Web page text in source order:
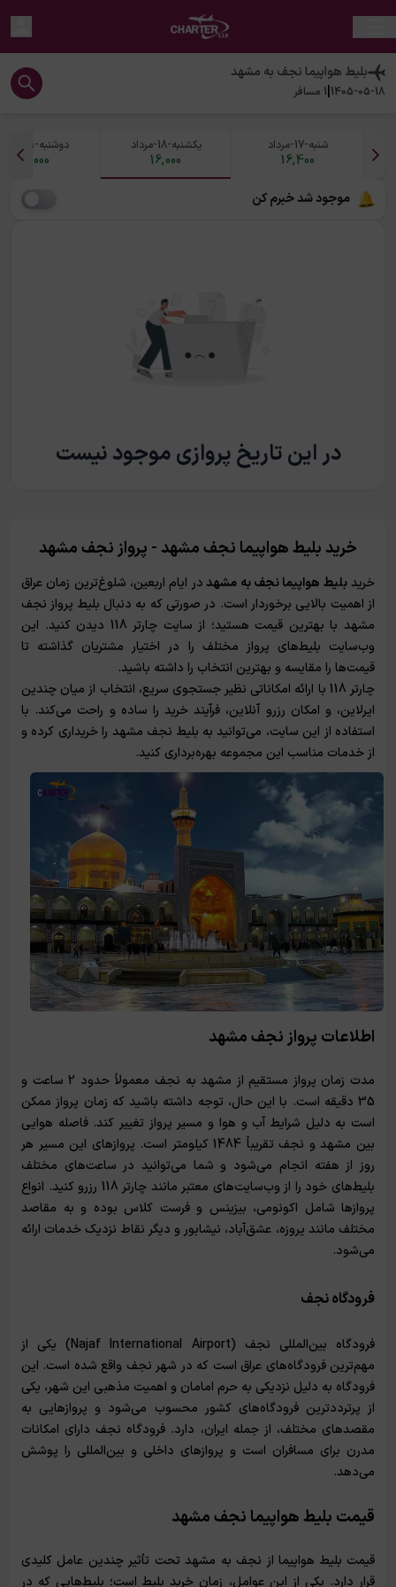
بلیط هواپیمانجف به مشهد
1405-05-18
|
1 مسافر
شنبه-17-مرداد
16,400
یکشنبه-18-مرداد
16,000
دوشنبه-19-مرداد
17,000
موجود شد خبرم کن
در این تاریخ پروازی موجود نیست
خرید بلیط هواپیما نجف مشهد - پرواز نجف مشهد
خریدبلیط هواپیما نجف به مشهددر ایام اربعین، شلوغ‌ترین زمان عراق
از اهمیت بالایی برخوردار است. در صورتی که به دنبال بلیط پرواز نجف
مشهد با بهترین قیمت هستید؛ از سایت چارتر 118 دیدن کنید. این
وب‌سایت بلیط‌های پرواز مختلف را در اختیار مشتریان گذاشته تا
قیمت‌ها را مقایسه و بهترین انتخاب را داشته باشید.
چارتر 118 با ارائه امکاناتی نظیر جستجوی سریع، انتخاب از میان چندین
ایرلاین، و امکان رزرو آنلاین، فرآیند خرید را ساده و راحت می‌کند. با
استفاده از این سایت، می‌توانید به بلیط نجف مشهد را خریداری کرده و
از خدمات مناسب این مجموعه بهره‌برداری کنید.
اطلاعات پرواز نجف مشهد
مدت زمان پرواز مستقیم از مشهد به نجف معمولاً حدود 2 ساعت و
35 دقیقه است. با این حال، توجه داشته باشید که زمان پرواز ممکن
است به دلیل شرایط آب و هوا و مسیر پرواز تغییر کند. فاصله هوایی
بین مشهد و نجف تقریباً 1484 کیلومتر است. پروازهای این مسیر هر
روز از هفته انجام می‌شود و شما می‌توانید در ساعت‌های مختلف
بلیط‌های خود را از وب‌سایت‌های معتبر مانند چارتر 118 رزرو کنید. انواع
پروازها شامل اکونومی، بیزینس و فرست کلاس بوده و به مقاصد
مختلف مانند یروزه، عشق‌آباد، نیشابور و دیگر نقاط نزدیک خدمات ارائه
می‌شود.
فرودگاه نجف
فرودگاه بین‌المللی نجف (Najaf International Airport) یکی از
مهم‌ترین فرودگاه‌های عراق است که در شهر نجف واقع شده است. این
فرودگاه به دلیل نزدیکی به حرم امامان و اهمیت مذهبی این شهر، یکی
از پرترددترین فرودگاه‌های کشور محسوب می‌شود و پروازهایی به
مقصدهای مختلف، از جمله ایران، دارد. فرودگاه نجف دارای امکانات
مدرن برای مسافران است و پروازهای داخلی و بین‌المللی را پوشش
می‌دهد.
قیمت بلیط هواپیما نجف مشهد
قیمت بلیط هواپیما از نجف به مشهد تحت تأثیر چندین عامل کلیدی
قرار دارد. یکی از این عوامل، زمان خرید بلیط است؛ بلیط‌هایی که در